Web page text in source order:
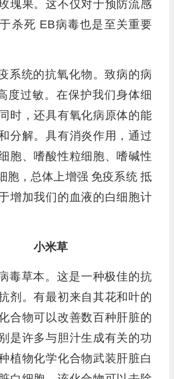
瑰果。这不仅对于预防流感
杀死 EB病毒也是至关重要
系统的抗氧化物。致病的病
度过敏。在保护我们身体细
时，还具有氧化病原体的能
分解。具有消炎作用，通过
胞、嗜酸性粒细胞、嗜碱性
胞，总体上增强 免疫系统 抵
增加我们的血液的白细胞计
小米草
毒草本。这是一种极佳的抗
剂。有最初来自其花和叶的
合物可以改善数百种肝脏的
是许多与胆汁生成有关的功
植物化学化合物武装肝脏白